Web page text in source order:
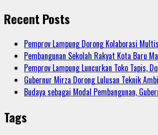
Recent Posts
Pemprov Lampung Dorong Kolaborasi
Pembangunan Sekolah Rakyat Kota Baru
Pemprov Lampung Luncurkan Toko Tapis,
Gubernur Mirza Dorong Lulusan Teknik
Budaya sebagai Modal Pembangunan,
Tags